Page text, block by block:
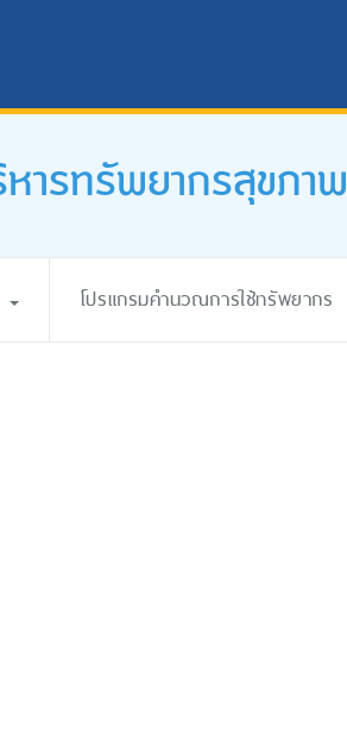
ารทรัพยากรสุขภาพ
โปรแกรมคำนวณการใช้ทรัพยากร